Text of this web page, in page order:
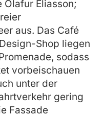
Olafur Eliasson;
aus. Das Café
Shop liegen
sodass
vorbeischauen
unter der
gering
Fassade